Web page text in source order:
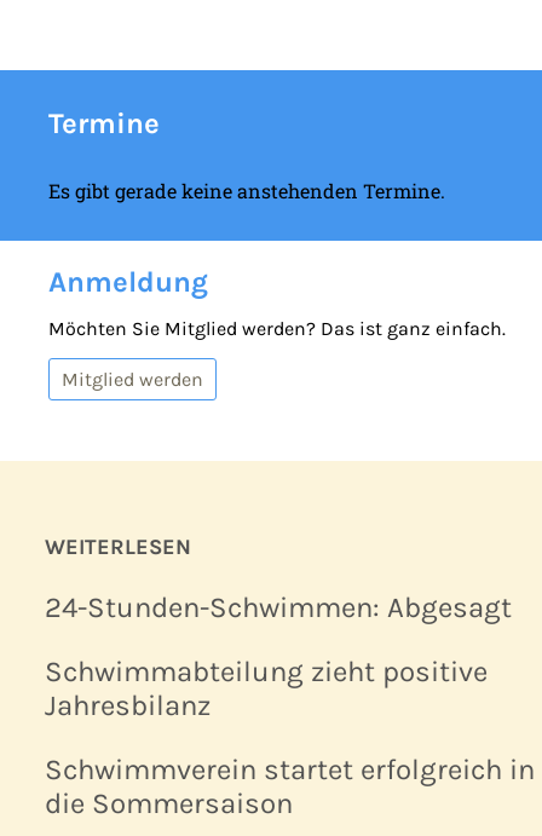
Termine
Es gibt gerade keine anstehenden Termine.
Anmeldung
Möchten Sie Mitglied werden? Das ist ganz einfach.
Mitglied werden
WEITERLESEN
24-Stunden-Schwimmen: Abgesagt
Schwimmabteilung zieht positive
Jahresbilanz
Schwimmverein startet erfolgreich in
die Sommersaison